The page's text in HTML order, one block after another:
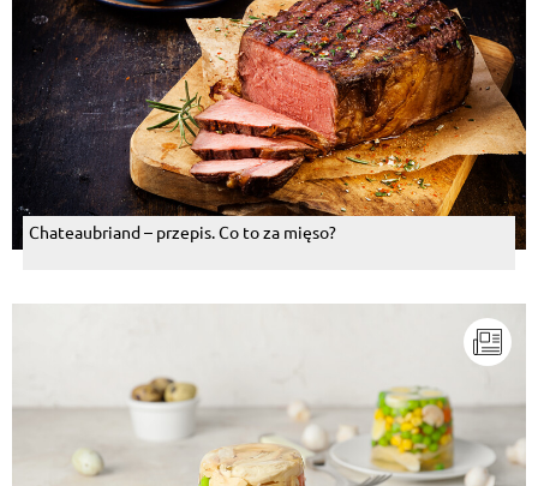
Chateaubriand – przepis. Co to za mięso?